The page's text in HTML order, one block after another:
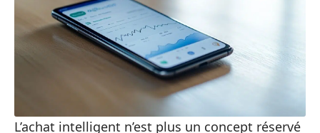
L’achat intelligent n’est plus un concept réservé